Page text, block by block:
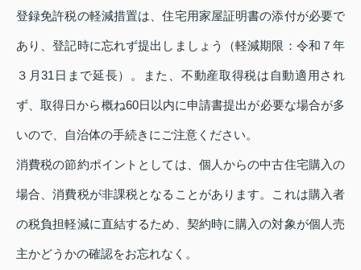
登録免許税の軽減措置は、住宅用家屋証明書の添付が必要で
あり、登記時に忘れず提出しましょう（軽減期限：令和７年
３月31日まで延長）。また、不動産取得税は自動適用され
ず、取得日から概ね60日以内に申請書提出が必要な場合が多
いので、自治体の手続きにご注意ください。
消費税の節約ポイントとしては、個人からの中古住宅購入の
場合、消費税が非課税となることがあります。これは購入者
の税負担軽減に直結するため、契約時に購入の対象が個人売
主かどうかの確認をお忘れなく。